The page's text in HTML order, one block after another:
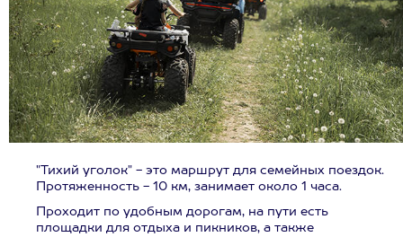
"Тихий уголок" - это маршрут для семейных поездок.
Протяженность - 10 км, занимает около 1 часа.
Проходит по удобным дорогам, на пути есть
площадки для отдыха и пикников, а также